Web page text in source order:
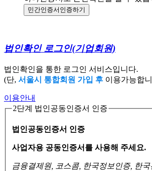
민간인증서 인증하기
법인확인 로그인(기업회원)
법인확인을 통한 로그인 서비스입니다.
(단, 서울시 통합회원 가입 후 이용가능합
이용안내
2단계 법인공동인증서 인증
법인공동인증서 인증
사업자용 공동인증서를 사용해 주세요.
금융결제원, 코스콤, 한국정보인증, 한국